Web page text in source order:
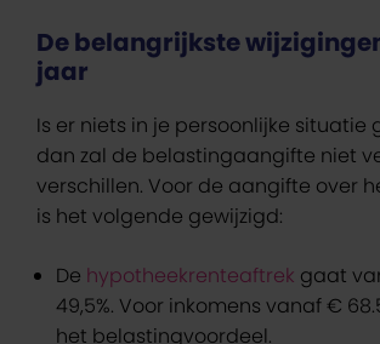
De belangrijkste
jaar
Is er niets in je persoonlijke situatie
dan zal de belastingaangifte niet
verschillen. Voor de aangifte over
is het volgende gewijzigd:
De hypotheekrenteaftrek gaat
49,5%. Voor inkomens vanaf €
het belastingvoordeel.